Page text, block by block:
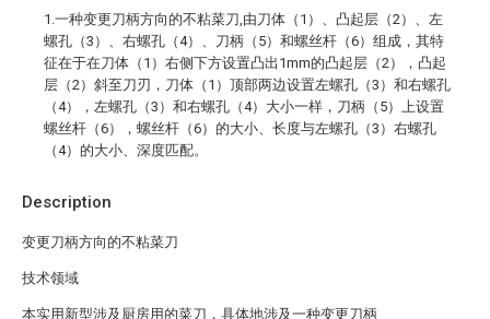
Description
变更刀柄方向的不粘菜刀
技术领域
本实用新型涉及厨房用的菜刀，具体地涉及一种变更刀柄
1.一种变更刀柄方向的不粘菜刀,由刀体（1）、凸起层（2）、左
螺孔（3）、右螺孔（4）、刀柄（5）和螺丝杆（6）组成，其特
征在于在刀体（1）右侧下方设置凸出1mm的凸起层（2），凸起
层（2）斜至刀刃，刀体（1）顶部两边设置左螺孔（3）和右螺孔
（4），左螺孔（3）和右螺孔（4）大小一样，刀柄（5）上设置
螺丝杆（6），螺丝杆（6）的大小、长度与左螺孔（3）右螺孔
（4）的大小、深度匹配。